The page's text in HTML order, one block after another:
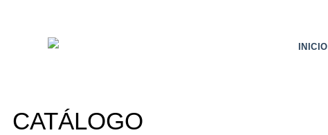
INICIO
CATÁLOGO